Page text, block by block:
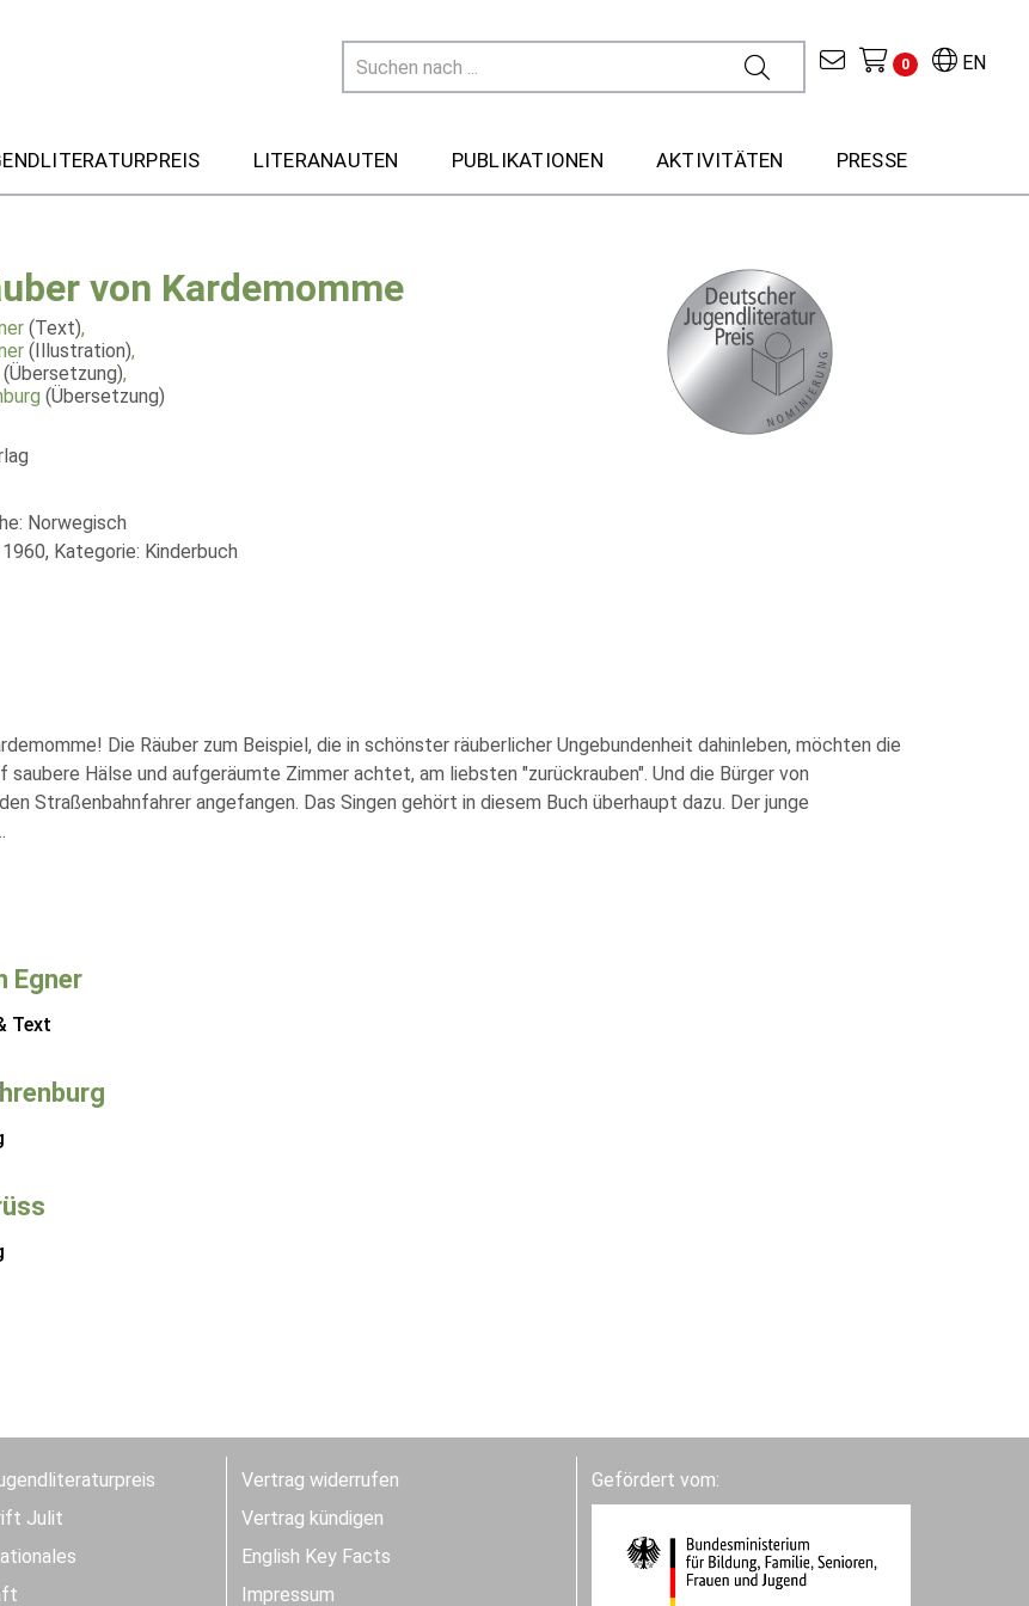
EN
0
LITERANAUTEN PUBLIKATIONEN AKTIVITÄTEN PRESSE
von Kardemomme
(Text),
(Illustration),
(Übersetzung),
(Übersetzung)
Norwegisch
Kategorie: Kinderbuch
Die Räuber zum Beispiel, die in schönster räuberlicher Ungebundenheit dahinleben, möchten die
Hälse und aufgeräumte Zimmer achtet, am liebsten "zurückrauben". Und die Bürger von
Straßenbahnfahrer angefangen. Das Singen gehört in diesem Buch überhaupt dazu. Der junge
Egner
Text
Julit
Vertrag widerrufen
Vertrag kündigen
English Key Facts
Impressum
Gefördert vom: